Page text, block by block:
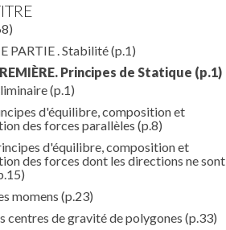
PARTIE . Stabilité(p.1)
Principes de Statique (p.1)
(p.1)
d'équilibre, composition et
des forces parallèles (p.8)
d'équilibre, composition et
des forces dont les directions ne
momens (p.23)
centres de gravité de polygones (p.33)